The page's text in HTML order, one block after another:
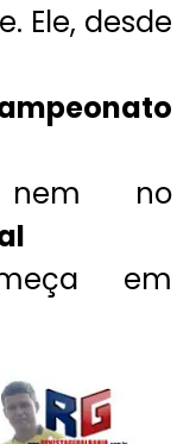
Ele, desde
no
em